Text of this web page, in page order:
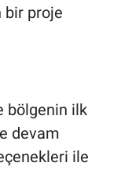
bir proje
bölgenin ilk
devam
ile